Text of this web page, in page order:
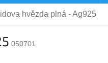
hvězda plná - Ag925
050701